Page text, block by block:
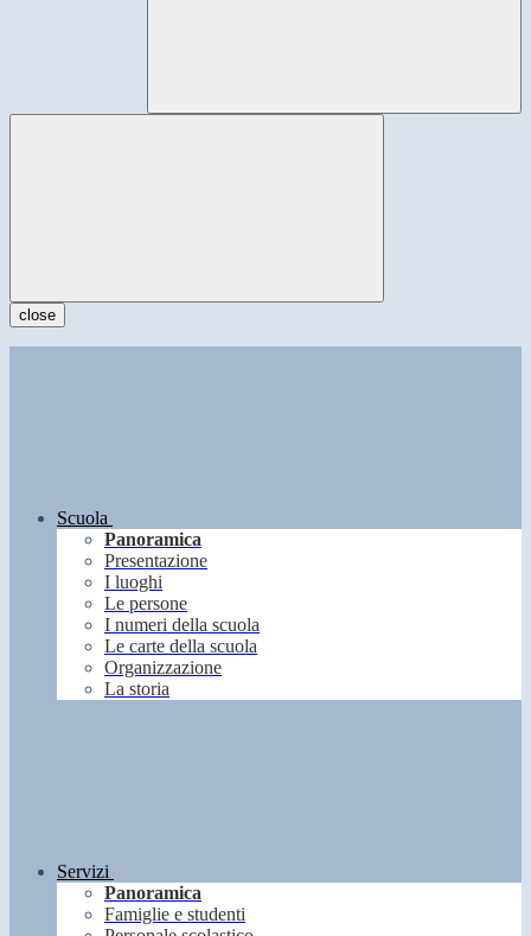
close
Scuola
Panoramica
Presentazione
I luoghi
Le persone
I numeri della scuola
Le carte della scuola
Organizzazione
La storia
Servizi
Panoramica
Famiglie e studenti